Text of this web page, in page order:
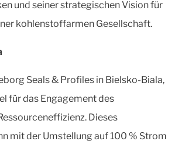
und seiner strategischen Vision für
kohlenstoffarmen Gesellschaft.
Seals & Profiles in Bielsko-Biala,
für das Engagement des
Dieses
mit der Umstellung auf 100 % Strom